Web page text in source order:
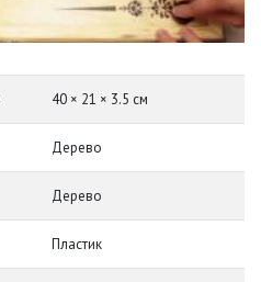
40 × 21 × 3.5 см
Дерево
Дерево
Пластик